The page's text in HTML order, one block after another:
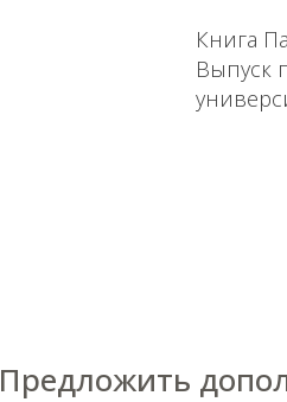
Книга
Выпуск
Предложить